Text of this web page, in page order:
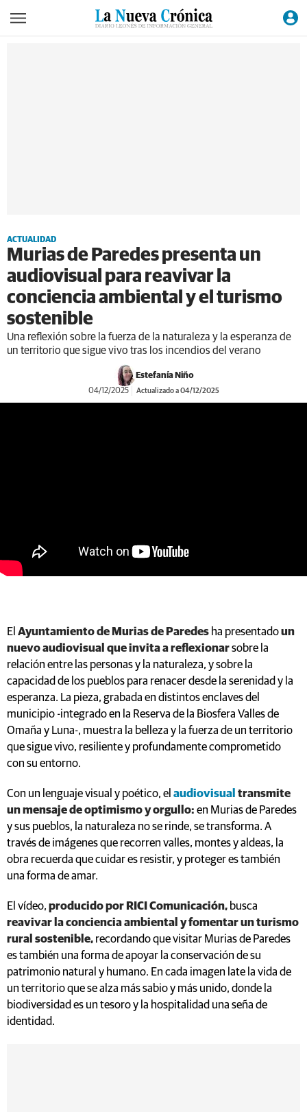
ACTUALIDAD
Murias de Paredes presenta un
audiovisual para reavivar la
conciencia ambiental y el turismo
sostenible
Una reflexión sobre la fuerza de la naturaleza y la esperanza de
un territorio que sigue vivo tras los incendios del verano
Estefanía Niño
04/12/2025 Actualizado a 04/12/2025
El Ayuntamiento de Murias de Paredes ha presentadoun
nuevo audiovisual que invita a reflexionarsobre la
relación entre las personas y la naturaleza, y sobre la
capacidad de los pueblos para renacer desde la serenidad y la
esperanza. La pieza, grabada en distintos enclaves del
municipio -integrado en la Reserva de la Biosfera Valles de
Omaña y Luna-, muestra la belleza y la fuerza de un territorio
que sigue vivo, resiliente y profundamente comprometido
con su entorno.
Con un lenguaje visual y poético, el audiovisual transmite
un mensaje de optimismo y orgullo: en Murias de Paredes
y sus pueblos, la naturaleza no se rinde, se transforma. A
través de imágenes que recorren valles, montes y aldeas, la
obra recuerda que cuidar es resistir, y proteger es también
una forma de amar.
El vídeo, producido por RICI Comunicación, busca
reavivar la conciencia ambiental y fomentar un turismo
rural sostenible, recordando que visitar Murias de Paredes
es también una forma de apoyar la conservación de su
patrimonio natural y humano. En cada imagen late la vida de
un territorio que se alza más sabio y más unido, donde la
biodiversidad es un tesoro y la hospitalidad una seña de
identidad.